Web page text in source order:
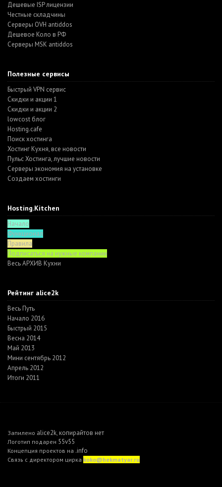
Дешевые ISP лицензии
Честные складчины
Серверы OVH antiddos
Дешевое Коло в РФ
Серверы MSK antiddos
Полезные сервисы
Быстрый VPN сервис
Скидки и акции 1
Скидки и акции 2
lowcost блог
Hosting.cafe
Поиск хостинга
Хостинг Кухня, все новости
Пульс Хостинга, лучшие новости
Серверы экономия на установке
Создаем хостинги
Hosting.Kitchen
Начало
Функционал
Правила
Подписаться на нужные компании
Весь АРХИВ Кухни
Рейтинг alice2k
Весь Путь
Начало 2016
Быстрый 2015
Весна 2014
Май 2013
Мини сентябрь 2012
Апрель 2012
Итоги 2011
Запилено alice2k, копирайтов нет
Логотип подарен 55v55
Концепция проектов на .info
Связь с директором цирка koko@hekmatyar.ru